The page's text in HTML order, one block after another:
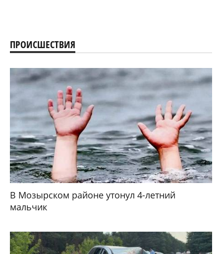
ПРОИСШЕСТВИЯ
В Мозырском районе утонул 4-летний
мальчик